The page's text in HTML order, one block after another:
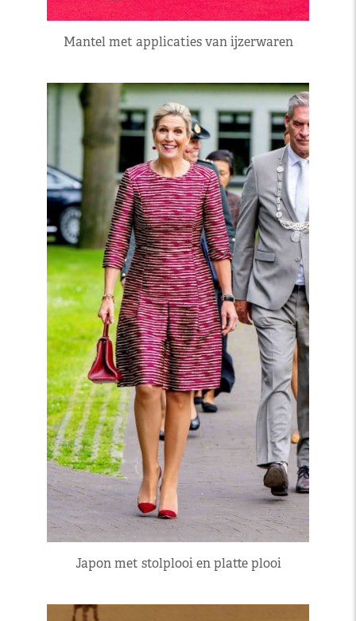
Mantel met applicaties van ijzerwaren
Japon met stolplooi en platte plooi